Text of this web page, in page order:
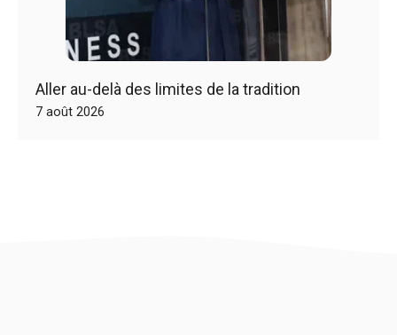
Aller au-delà des limites de la tradition
7 août 2026